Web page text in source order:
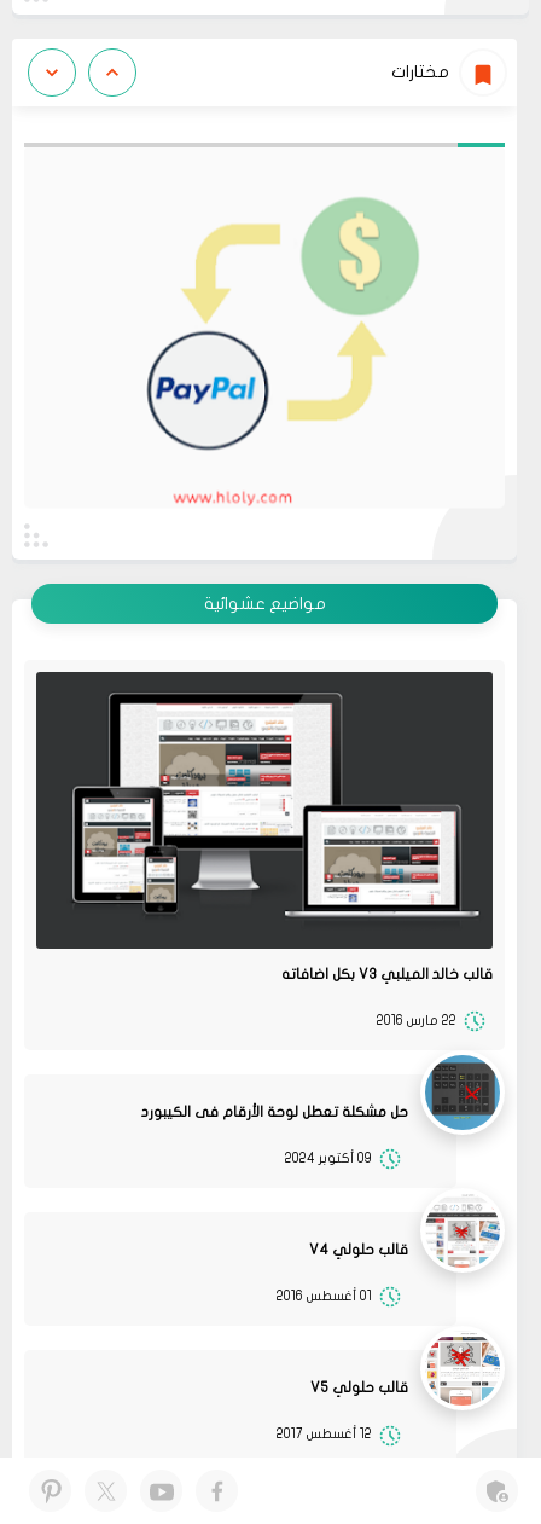
مختارات
مواضيع عشوائية
قالب خالد الميلبي V3 بكل اضافاته
22 مارس 2016
حل مشكلة تعطل لوحة الأرقام فى الكيبورد
09 أكتوبر 2024
قالب حلولي V4
01 أغسطس 2016
قالب حلولي V5
12 أغسطس 2017
11 2022
مشاركة
08
جرب الطريقتين ممكن تحل المشكله
أو عمل إعادة ضبط المصنع